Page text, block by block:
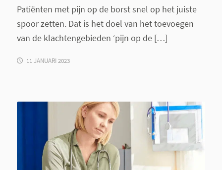
Patiënten met pijn op de borst snel op het juiste
spoor zetten. Dat is het doel van het toevoegen
van de klachtengebieden ‘pijn op de […]
11 JANUARI 2023